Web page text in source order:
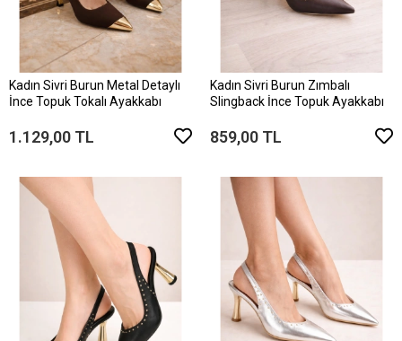
Kadın Sivri Burun Metal Detaylı
İnce Topuk Tokalı Ayakkabı
1.129,00 TL
Kadın Sivri Burun Zımbalı
Slingback İnce Topuk Ayakkabı
859,00 TL